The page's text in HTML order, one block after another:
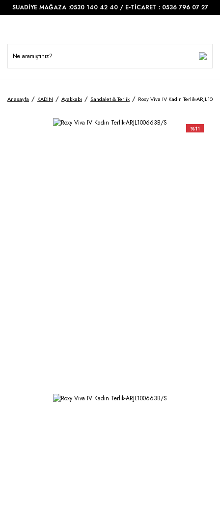
SUADİYE MAĞAZA :0530 140 42 40 / E-TİCARET : 0536 796 07 27
Anasayfa KADIN Ayakkabı Sandalet & Terlik Roxy Viva IV Kadın Terlik-
%11